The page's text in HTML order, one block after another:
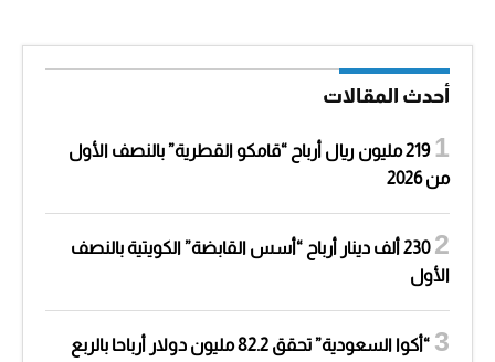
أحدث المقالات
219 مليون ريال أرباح “قامكو القطرية” بالنصف الأول
من 2026
230 ألف دينار أرباح “أسس القابضة” الكويتية بالنصف
الأول
“أكوا السعودية” تحقق 82.2 مليون دولار أرباحا بالربع